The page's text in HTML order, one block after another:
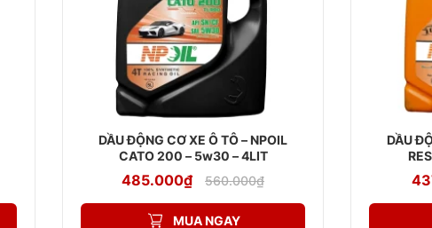
DẦU ĐỘNG CƠ XE Ô TÔ – NPOIL
CATO 200 – 5w30 – 4LIT
560.000₫
Giá
gốc
485.000₫Giá
hiện
485.000₫.
MUA NGAY
DẦU